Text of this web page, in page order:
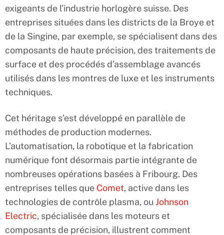
exigeants de l’industrie horlogère suisse. Des
entreprises situées dans les districts de la Broye et
de la Singine, par exemple, se spécialisent dans des
composants de haute précision, des traitements de
surface et des procédés d’assemblage avancés
utilisés dans les montres de luxe et les instruments
techniques.
Cet héritage s’est développé en parallèle de
méthodes de production modernes.
L’automatisation, la robotique et la fabrication
numérique font désormais partie intégrante de
nombreuses opérations basées à Fribourg. Des
entreprises telles que Comet, active dans les
technologies de contrôle plasma, ou Johnson
Electric, spécialisée dans les moteurs et
composants de précision, illustrent comment